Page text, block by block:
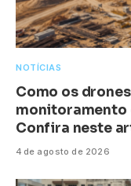
NOTÍCIAS
Como os
monitoramento
Confira neste
4 de agosto de 2026